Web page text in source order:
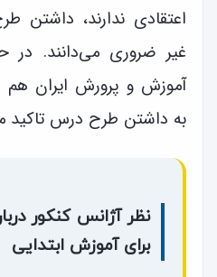
اعتقادی ندارند، داشتن
غیر ضروری می‌دانند. در
آموزش و پرورش ایران هم
به داشتن طرح درس تاکید
نظر آژانس کنکور
برای آموزش ابتدایی